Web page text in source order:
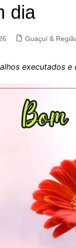
dia
Guaçuí &
executados